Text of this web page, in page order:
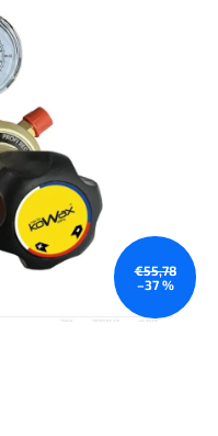
€55,78
–37 %